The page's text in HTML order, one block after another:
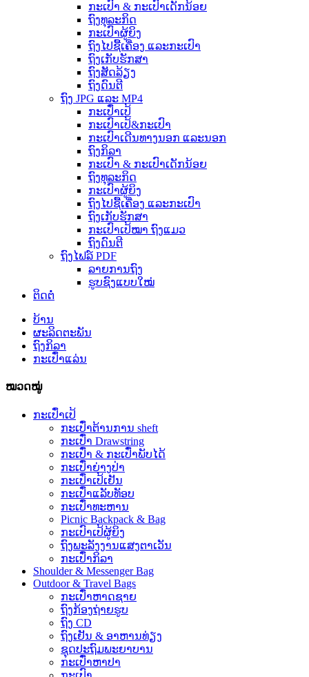
ກະເປົາ & ກະເປົາເດັກນ້ອຍ
ຖົງທຸລະກິດ
ກະເປົາຜູ້ຍິງ
ຖົງໄປຊື້ເຄື່ອງ ແລະກະເປົາ
ຖົງເກັບຮັກສາ
ຖົງສັດລ້ຽງ
ຖົງດົນຕີ
ຖົງ JPG ແລະ MP4
ກະເປົ໋າເປ້
ກະເປົາເປ້&ກະເປົາ
ກະເປົາເດີນທາງນອກ ແລະນອກ
ຖົງກິລາ
ກະເປົາ & ກະເປົາເດັກນ້ອຍ
ຖົງທຸລະກິດ
ກະເປົາຜູ້ຍິງ
ຖົງໄປຊື້ເຄື່ອງ ແລະກະເປົາ
ຖົງເກັບຮັກສາ
ກະເປົາເປ້ໝາ ຖົງແມວ
ຖົງດົນຕີ
ຖົງໄຟລ໌ PDF
ລາຍ​ການ​ຖົງ​
ຮູບຊົງແບບໃໝ່
ຕິດຕໍ່
ບ້ານ
ຜະລິດຕະພັນ
ຖົງກິລາ
ກະເປົ໋າແລ່ນ
ໝວດໝູ່
ກະເປົ໋າເປ້
ກະເປົ໋າຕ້ານການ sheft
ກະເປົ໋າ Drawstring
ກະເປົ໋າ & ກະເປົ໋າພັບໄດ້
ກະເປົ໋າຍ່າງປ່າ
ກະເປົ໋າເປ້ເຢັນ
ກະເປົ໋າແລັບທັອບ
ກະເປົ໋າທະຫານ
Picnic Backpack & Bag
ກະເປົາເປ້ຜູ້ຍິງ
ຖົງພະລັງງານແສງຕາເວັນ
ກະເປົ໋າກິລາ
Shoulder & Messenger Bag
Outdoor & Travel Bags
ກະເປົ໋າຫາດຊາຍ
ຖົງກ້ອງຖ່າຍຮູບ
ຖົງ CD
ຖົງເຢັນ & ອາຫານທ່ຽງ
ຊຸດປະຖົມພະຍາບານ
ກະເປົ໋າຫາປາ